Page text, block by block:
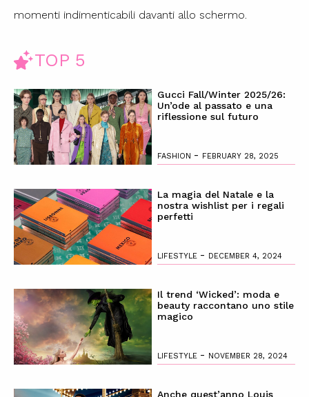
momenti indimenticabili davanti allo schermo.
TOP 5
Gucci Fall/Winter 2025/26:
Un’ode al passato e una
riflessione sul futuro
FASHION - FEBRUARY 28, 2025
La magia del Natale e la
nostra wishlist per i regali
perfetti
LIFESTYLE - DECEMBER 4, 2024
Il trend ‘Wicked’: moda e
beauty raccontano uno stile
magico
LIFESTYLE - NOVEMBER 28, 2024
Anche quest’anno Louis